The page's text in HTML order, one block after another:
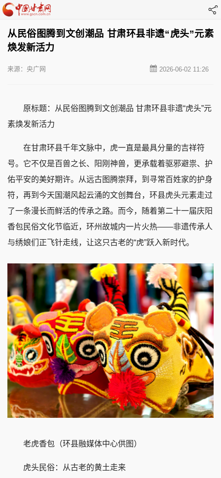
从民俗图腾到文创潮品 甘肃环县非遗“虎头”元素
焕发新活力
2026-06-02 11:26
来源：央广网
原标题：从民俗图腾到文创潮品 甘肃环县非遗“虎头”元
素焕发新活力
在甘肃环县千年文脉中，虎一直是最具分量的吉祥符
号。它不仅是百兽之长、阳刚神兽，更承载着驱邪避祟、护
佑平安的美好期许。从远古图腾崇拜，到寻常百姓家的护身
符，再到今天国潮风起云涌的文创舞台，环县虎头元素走过
了一条漫长而鲜活的传承之路。而今，随着第二十一届庆阳
香包民俗文化节临近，环州故城内一片火热——非遗传承人
与绣娘们正飞针走线，让这只古老的“虎”跃入新时代。
老虎香包（环县融媒体中心供图）
虎头民俗：从古老的黄土走来